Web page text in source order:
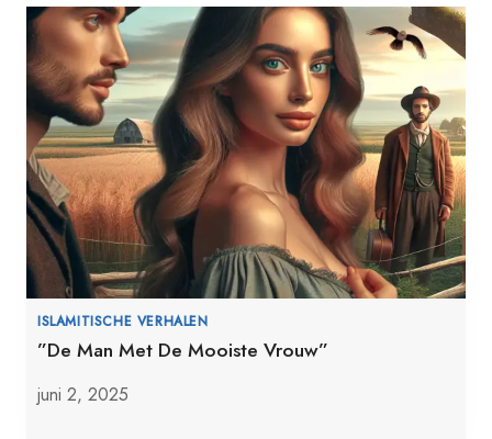
ISLAMITISCHE VERHALEN
”De Man Met De Mooiste Vrouw”
juni 2, 2025